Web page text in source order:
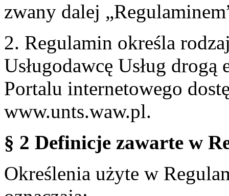
zwany dalej
2. Regulamin określa
Usługodawcę Usług
Portalu internetowego
www.unts.waw.pl.
§ 2 Definicje zawarte w
Określenia użyte w